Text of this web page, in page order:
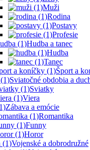
Muži
Rodina
Postavy
Profesie
Hudba a tanec
Hudba
Tanec
Šport a
Sviatočné obdobia a
Sviatky
Viera
Zábava a emócie
Romantika
Funny
Horor
Vojenské a dobrodružné